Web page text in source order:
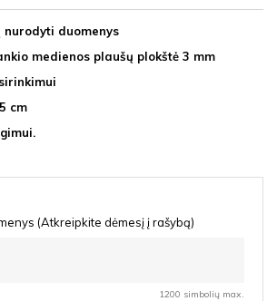
duomenys
medienos plaušų plokštė 3 mm
cm
(Atkreipkite dėmesį į rašybą)
1200 simbolių max.